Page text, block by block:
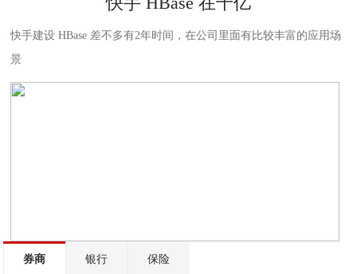
快手建设 HBase 差不多有2年时间，在公司里面有比较丰富的应用场
景
券商 银行 保险